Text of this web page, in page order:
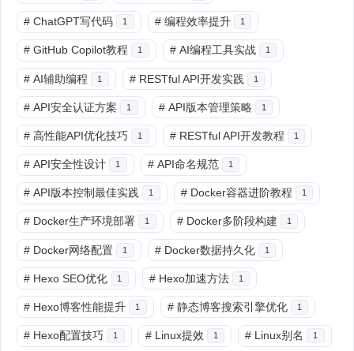
# ChatGPT写代码 1 # 编程效率提升 1
# GitHub Copilot教程 1 # AI编程工具实战 1
# AI辅助编程 1 # RESTful API开发实践 1
# API安全认证方案 1 # API版本管理策略 1
# 高性能API优化技巧 1 # RESTful API开发教程 1
# API安全性设计 1 # API命名规范 1
# API版本控制最佳实践 1 # Docker容器进阶教程 1
# Docker生产环境部署 1 # Docker多阶段构建 1
# Docker网络配置 1 # Docker数据持久化 1
# Hexo SEO优化 1 # Hexo加速方法 1
# Hexo博客性能提升 1 # 静态博客搜索引擎优化 1
# Hexo配置技巧 1 # Linux提效 1 # Linux别名 1